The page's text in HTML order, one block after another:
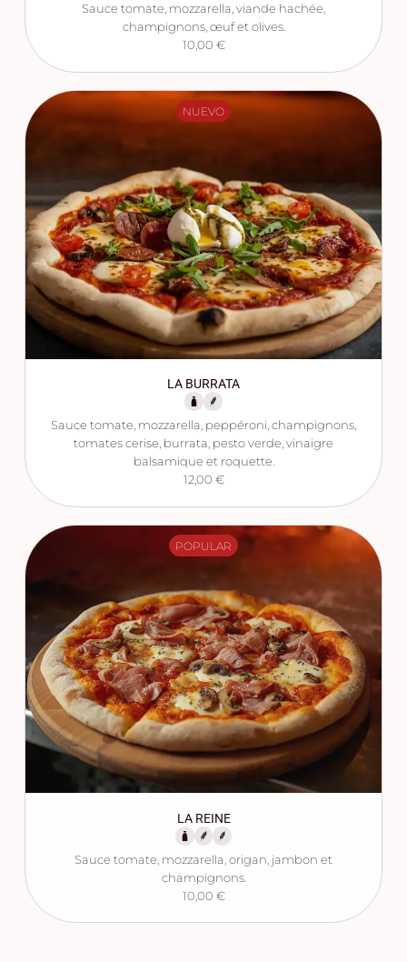
Sauce tomate, mozzarella, viande hachée,
champignons, œuf et olives.
10,00 €
NUEVO
LA BURRATA
Sauce tomate, mozzarella, peppéroni, champignons,
tomates cerise, burrata, pesto verde, vinaigre
balsamique et roquette.
12,00 €
POPULAR
LA REINE
Sauce tomate, mozzarella, origan, jambon et
champignons.
10,00 €